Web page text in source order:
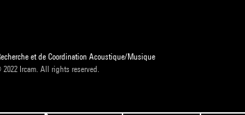
et de Coordination Acoustique/Musique
Ircam. All rights reserved.